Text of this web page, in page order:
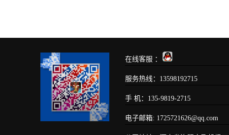
在线客服 ：
服务热线：13598192715
手 机：135-9819-2715
电子邮箱: 1725721626@qq.com